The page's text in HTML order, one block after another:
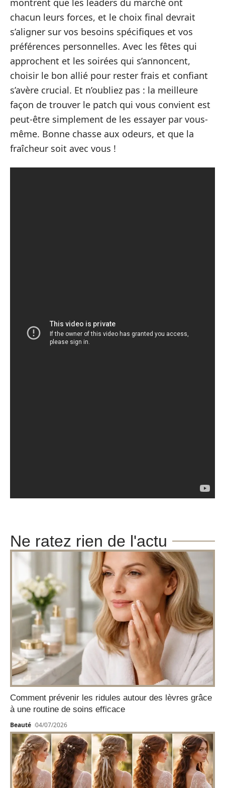
montrent que les leaders du marché ont
chacun leurs forces, et le choix final devrait
s’aligner sur vos besoins spécifiques et vos
préférences personnelles. Avec les fêtes qui
approchent et les soirées qui s’annoncent,
choisir le bon allié pour rester frais et confiant
s’avère crucial. Et n’oubliez pas : la meilleure
façon de trouver le patch qui vous convient est
peut-être simplement de les essayer par vous-
même. Bonne chasse aux odeurs, et que la
fraîcheur soit avec vous !
Ne ratez rien de l'actu
Comment prévenir les ridules autour des lèvres grâce
à une routine de soins efficace
Beauté 04/07/2026